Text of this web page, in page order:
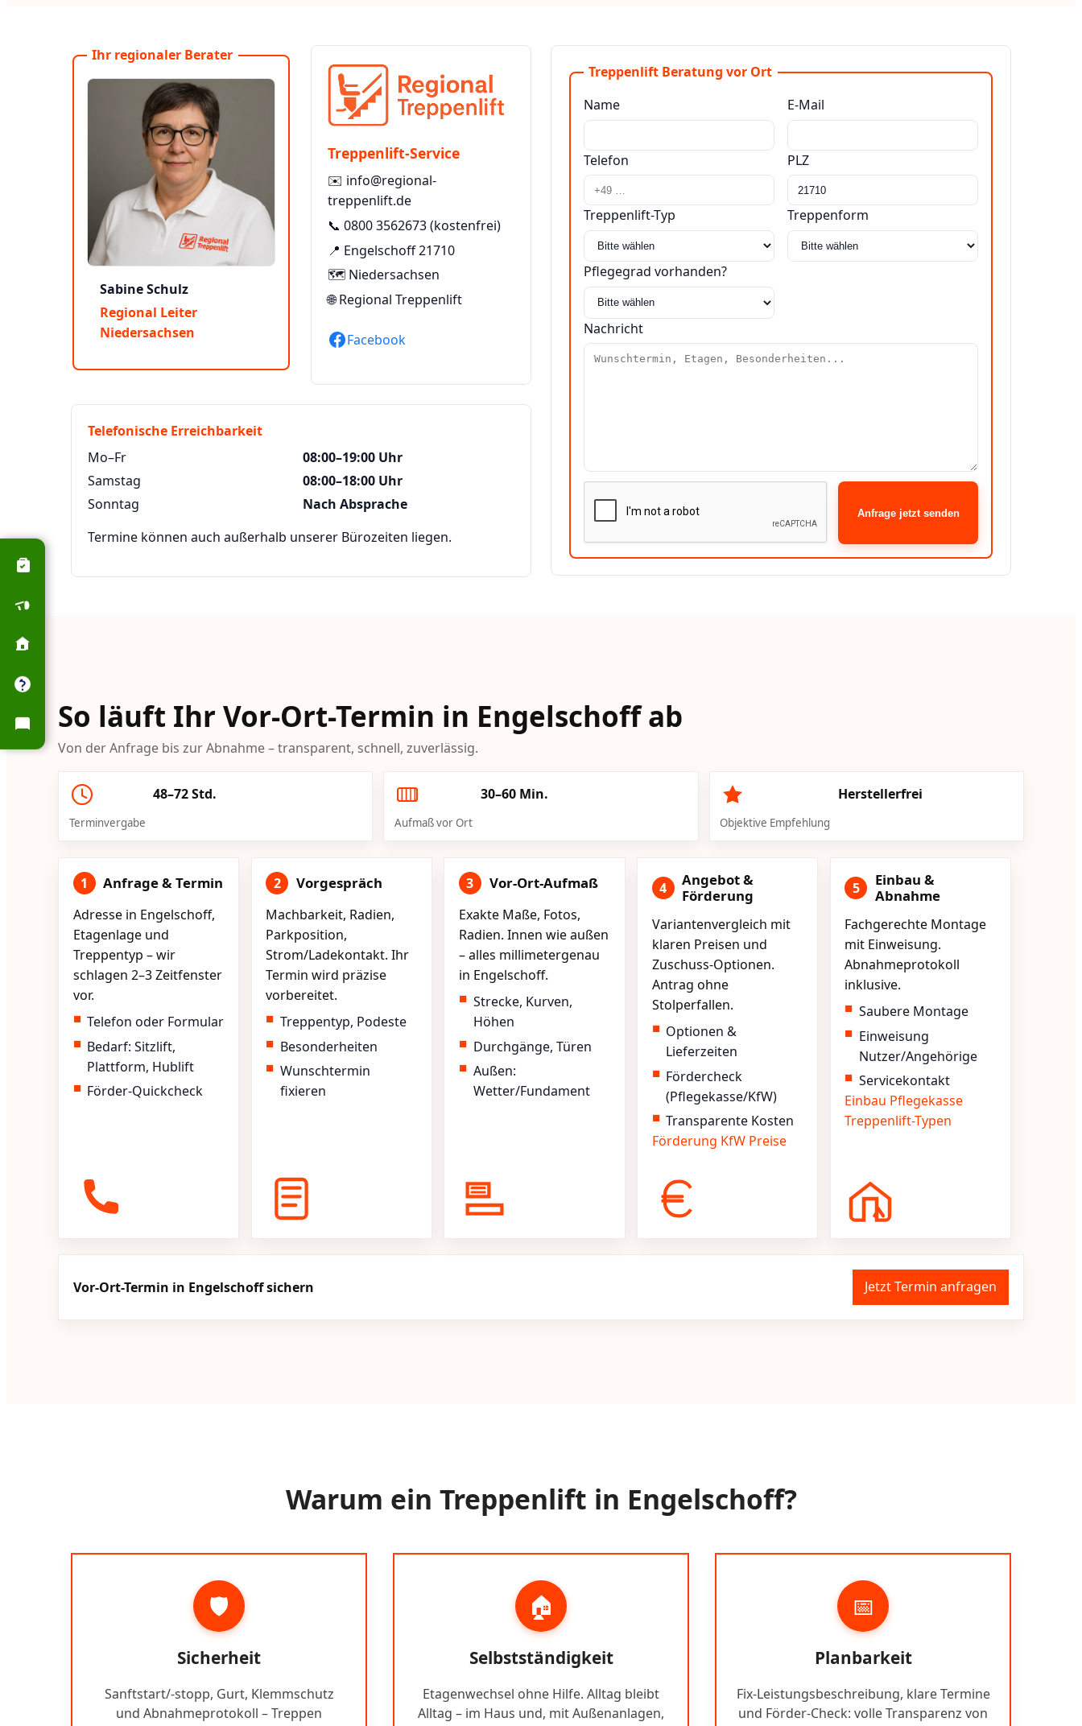
Ihr regionaler Berater
Sabine Schulz
Regional Leiter
Niedersachsen
Treppenlift-Service
✉️ info@regional-
treppenlift.de
📞 0800 3562673(kostenfrei)
📍 Engelschoff 21710
🗺️ Niedersachsen
🌐Regional Treppenlift
Facebook
Telefonische Erreichbarkeit
Mo–Fr
08:00–19:00 Uhr
Samstag
08:00–18:00 Uhr
Sonntag
Nach Absprache
Termine können auch außerhalb unserer Bürozeiten liegen.
Treppenlift Beratung vor Ort
Name
E-Mail
Telefon PLZ
Treppenlift-Typ Treppenform
Pflegegrad vorhanden?
Nachricht
Anfrage jetzt senden
So läuft Ihr Vor-Ort-Termin in Engelschoff ab
Von der Anfrage bis zur Abnahme – transparent, schnell, zuverlässig.
48–72 Std.
Terminvergabe
30–60 Min.
Aufmaß vor Ort
Herstellerfrei
Objektive Empfehlung
1 Anfrage & Termin
Adresse in Engelschoff,
Etagenlage und
Treppentyp – wir
schlagen 2–3 Zeitfenster
vor.
Telefon oder Formular
Bedarf: Sitzlift,
Plattform, Hublift
Förder-Quickcheck
2 Vorgespräch
Machbarkeit, Radien,
Parkposition,
Strom/Ladekontakt. Ihr
Termin wird präzise
vorbereitet.
Treppentyp, Podeste
Besonderheiten
Wunschtermin
fixieren
3 Vor-Ort-Aufmaß
Exakte Maße, Fotos,
Radien. Innen wie außen
– alles millimetergenau
in Engelschoff.
Strecke, Kurven,
Höhen
Durchgänge, Türen
Außen:
Wetter/Fundament
4
Angebot &
Förderung
Variantenvergleich mit
klaren Preisen und
Zuschuss-Optionen.
Antrag ohne
Stolperfallen.
Optionen &
Lieferzeiten
Fördercheck
(Pflegekasse/KfW)
Transparente Kosten
Förderung KfW Preise
5
Einbau &
Abnahme
Fachgerechte Montage
mit Einweisung.
Abnahmeprotokoll
inklusive.
Saubere Montage
Einweisung
Nutzer/Angehörige
Servicekontakt
Einbau Pflegekasse
Treppenlift-Typen
Vor-Ort-Termin in Engelschoff sichern Jetzt Termin anfragen
Warum ein Treppenlift in Engelschoff?
🛡️
Sicherheit
Sanftstart/-stopp, Gurt, Klemmschutz
und Abnahmeprotokoll – Treppen
🏠
Selbstständigkeit
Etagenwechsel ohne Hilfe. Alltag bleibt
Alltag – im Haus und, mit Außenanlagen,
📅
Planbarkeit
Fix-Leistungsbeschreibung, klare Termine
und Förder-Check: volle Transparenz von